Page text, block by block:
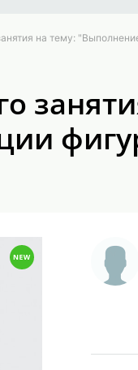
на тему: